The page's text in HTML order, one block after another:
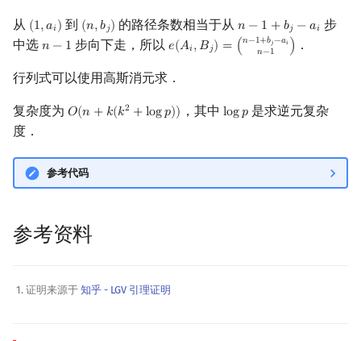
从 (1,𝑎𝑖)
(1,ai) 到 (𝑛,𝑏𝑗)
(n,bj) 的路径条数相当于从𝑛 − 1 +𝑏𝑗 −𝑎𝑖
n −1+b j− ai
步
中选 𝑛 − 1
n −1 步向下走，所以𝑒(𝐴𝑖,𝐵𝑗) = (𝑛−1+𝑏𝑗−𝑎𝑖
𝑛−1 )
e(Ai,Bj)=( n− 1+b j−ai n−1) ．
行列式可以使用高斯消元求．
复杂度为 𝑂(𝑛 + 𝑘(𝑘2 +log𝑝))
O(n+ k( k2+logp)) ，其中 log𝑝
logp是求逆元复杂
度．
参考代码
参考资料
证明来源于 知乎 - LGV 引理证明